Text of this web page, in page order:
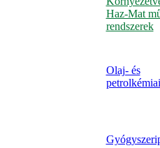
Haz-Mat
rendszerek
Olaj- és